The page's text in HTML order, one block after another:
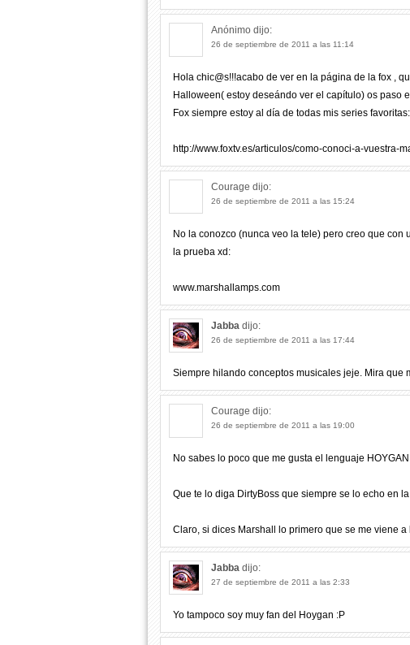
Anónimo dijo:
26 de septiembre de 2011 a las 11:14
Hola chic@s!!!acabo de ver en la página de la fox ,
Halloween( estoy deseándo ver el capítulo) os paso
Fox siempre estoy al día de todas mis series favoritas:
http://www.foxtv.es/articulos/como-conoci-a-
Courage dijo:
26 de septiembre de 2011 a las 15:24
No la conozco (nunca veo la tele) pero creo que
la prueba xd:
www.marshallamps.com
Jabba dijo:
26 de septiembre de 2011 a las 17:44
Siempre hilando conceptos musicales jeje. Mira que
Courage dijo:
26 de septiembre de 2011 a las 19:00
No sabes lo poco que me gusta el lenguaje
Que te lo diga DirtyBoss que siempre se lo echo en
Claro, si dices Marshall lo primero que se me viene
Jabba dijo:
27 de septiembre de 2011 a las 2:33
Yo tampoco soy muy fan del Hoygan :P